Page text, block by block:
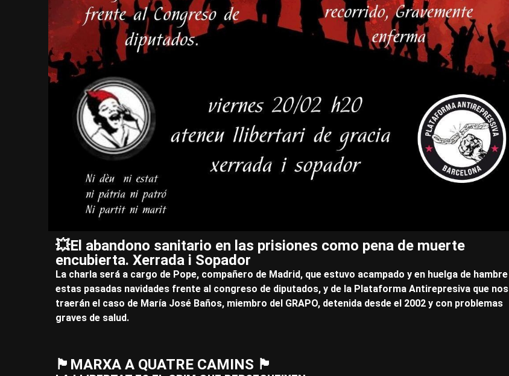
💥El abandono sanitario en las prisiones como pena de muerte
encubierta. Xerrada i Sopador
La charla será a cargo de Pope, compañero de Madrid, que estuvo acampado y en huelga de hambre
estas pasadas navidades frente al congreso de diputados, y de la Plataforma Antirepresiva que nos
traerán el caso de María José Baños, miembro del GRAPO, detenida desde el 2002 y con problemas
graves de salud.
🏴​MARXA A QUATRE CAMINS 🏴​